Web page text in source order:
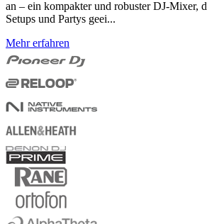
an – ein kompakter und robuster DJ-Mixer,
Setups und Partys geei...
Mehr erfahren